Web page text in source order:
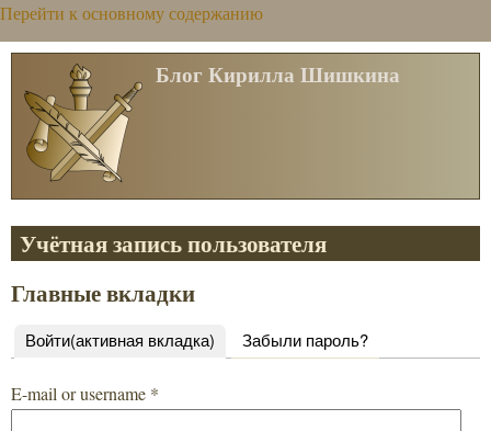
Перейти к основному содержанию
Блог Кирилла Шишкина
Учётная запись пользователя
Главные вкладки
Войти(активная вкладка) Забыли пароль?
E-mail or username *